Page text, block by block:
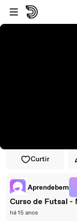
Pular para o player
Ir para o conteúdo
Curtir
Aprendebem
Curso de Futsal -
há 15 anos